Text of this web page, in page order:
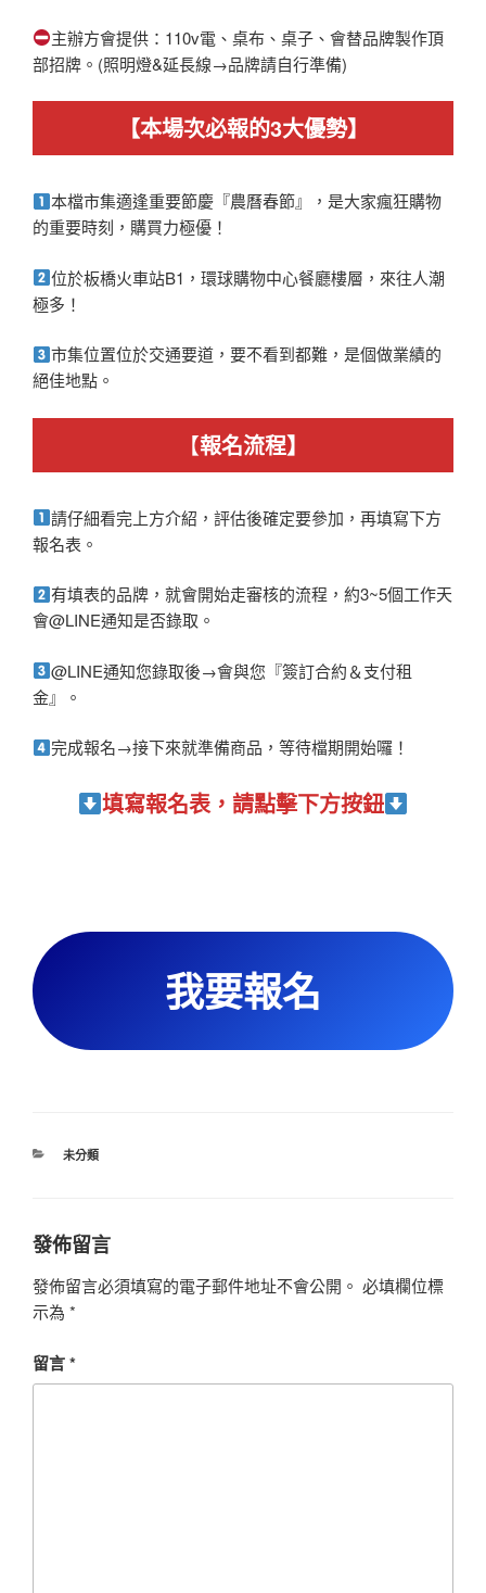
主辦方會提供：110v電、桌布、桌子、會替品牌製作頂
部招牌。(照明燈&延長線→品牌請自行準備)
【本場次必報的3大優勢】
本檔市集適逢重要節慶『農曆春節』，是大家瘋狂購物
的重要時刻，購買力極優！
位於板橋火車站B1，環球購物中心餐廳樓層，來往人潮
極多！
市集位置位於交通要道，要不看到都難，是個做業績的
絕佳地點。
【報名流程】
請仔細看完上方介紹，評估後確定要參加，再填寫下方
報名表。
有填表的品牌，就會開始走審核的流程，約3~5個工作天
會@LINE通知是否錄取。
@LINE通知您錄取後→會與您『簽訂合約＆支付租
金』。
完成報名→接下來就準備商品，等待檔期開始囉！
填寫報名表，請點擊下方按鈕
我要報名
分
未分類
發佈留言
發佈留言必須填寫的電子郵件地址不會公開。 必填欄位標
示為 *
留言*